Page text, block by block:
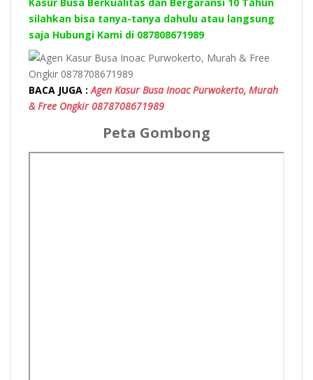
Kasur Busa Berkualitas dan Bergaransi 10 Tahun
silahkan bisa tanya-tanya dahulu atau langsung
saja Hubungi Kami di 087808671989
BACA JUGA :Agen Kasur Busa Inoac Purwokerto, Murah
& Free Ongkir 0878708671989
Peta Gombong